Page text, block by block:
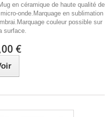
en céramique de haute qualité de
onde.Marquage en sublimation
couleur possible sur
surface.
€